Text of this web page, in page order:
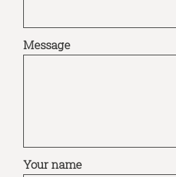
Message
Your name